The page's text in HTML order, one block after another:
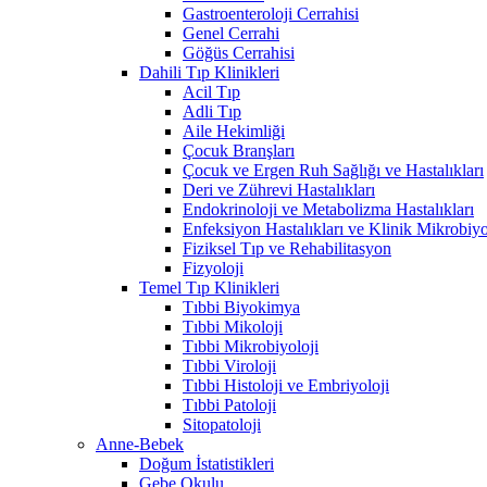
Gastroenteroloji Cerrahisi
Genel Cerrahi
Göğüs Cerrahisi
Dahili Tıp Klinikleri
Acil Tıp
Adli Tıp
Aile Hekimliği
Çocuk Branşları
Çocuk ve Ergen Ruh Sağlığı ve Hastalıkları
Deri ve Zührevi Hastalıkları
Endokrinoloji ve Metabolizma Hastalıkları
Enfeksiyon Hastalıkları ve Klinik
Fiziksel Tıp ve Rehabilitasyon
Fizyoloji
Temel Tıp Klinikleri
Tıbbi Biyokimya
Tıbbi Mikoloji
Tıbbi Mikrobiyoloji
Tıbbi Viroloji
Tıbbi Histoloji ve Embriyoloji
Tıbbi Patoloji
Sitopatoloji
Anne-Bebek
Doğum İstatistikleri
Gebe Okulu